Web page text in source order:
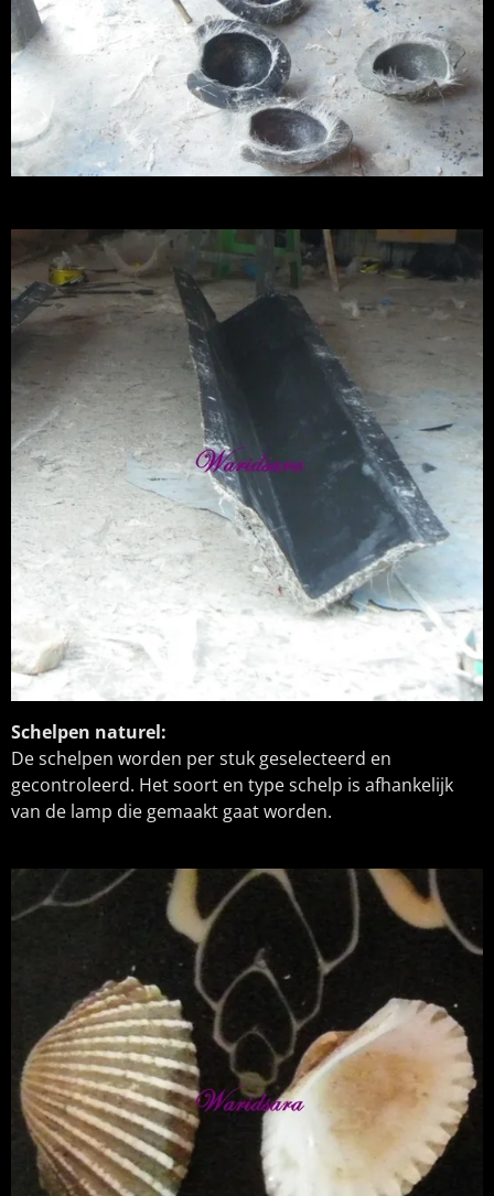
Schelpen naturel:
De schelpen worden per stuk geselecteerd en
gecontroleerd. Het soort en type schelp is afhankelijk
van de lamp die gemaakt gaat worden.